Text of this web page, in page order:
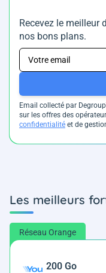
Recevez le meilleur
nos bons plans.
Email collecté par
sur les offres des
confidentialité et de
Les meilleurs
Réseau Orange
200 Go